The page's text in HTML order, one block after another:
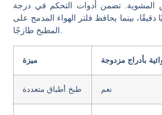
تضمن أدوات التحكم في درجة
دقيقًا، بينما يحافظ فلتر الهواء المدمج على
ميزة بأدراج مزدوجة
طبخ أطباق متعددة نعم